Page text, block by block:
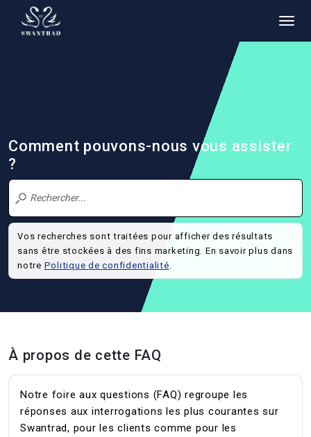
Comment pouvons-nous vous assister
?
Vos recherches sont traitées pour afficher des résultats
sans être stockées à des fins marketing. En savoir plus dans
notre Politique de confidentialité.
À propos de cette FAQ
Notre foire aux questions (FAQ) regroupe les
réponses aux interrogations les plus courantes sur
Swantrad, pour les clients comme pour les